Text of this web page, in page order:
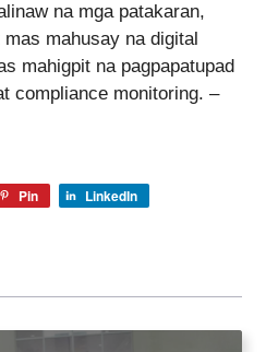
na mga patakaran,
mahusay na digital
mahigpit na pagpapatupad
compliance monitoring. –
Pin LinkedIn